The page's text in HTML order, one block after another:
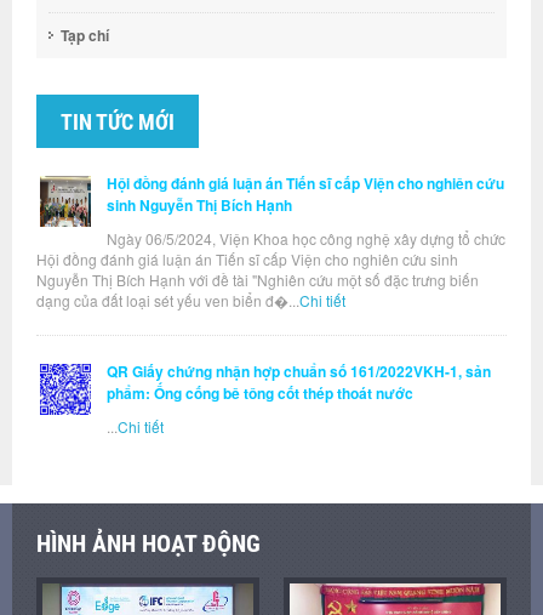
Tạp chí
TIN TỨC MỚI
Hội đồng đánh giá luận án Tiến sĩ cấp Viện cho nghiên cứu
sinh Nguyễn Thị Bích Hạnh
Ngày 06/5/2024, Viện Khoa học công nghệ xây dựng tổ chức
Hội đồng đánh giá luận án Tiến sĩ cấp Viện cho nghiên cứu sinh
Nguyễn Thị Bích Hạnh với đề tài "Nghiên cứu một số đặc trưng biến
dạng của đất loại sét yếu ven biển đ�... Chi tiết
QR Giấy chứng nhận hợp chuẩn số 161/2022VKH-1, sản
phẩm: Ống cống bê tông cốt thép thoát nước
Chi tiết
HÌNH ẢNH HOẠT ĐỘNG